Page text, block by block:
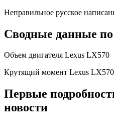
Неправильное русское
Сводные данные
Объем двигателя Lexus LX570
Крутящий момент Lexus LX570
Первые
новости